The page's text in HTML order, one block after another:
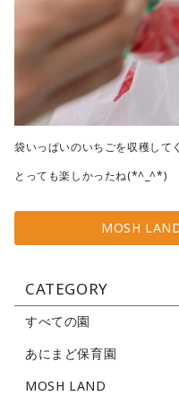
袋いっぱいのいちごを収穫して
とっても楽しかったね(*^_^*)
MOSH
CATEGORY
すべての園
あにまど保育園
MOSH LAND